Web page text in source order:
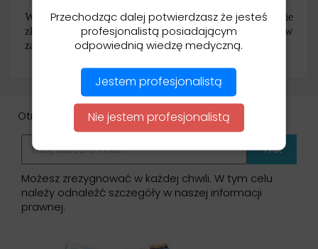
Większość towarów którego nie posiadamy w momencie
złożenia zamówienia otrzymujemy w ciągu 48-72h (w
zależności od dostawcy).
Otrzymuj informację o nowościach i wyprzedażach
Możesz zrezygnować w każdej chwili. W tym celu
należy odnaleźć szczegóły w naszej informacji
prawnej.
Przechodząc dalej potwierdzasz że jesteś
profesjonalistą posiadającym
odpowiednią wiedzę medyczną.
Jestem profesjonalistą
Nie jestem profesjonalistą